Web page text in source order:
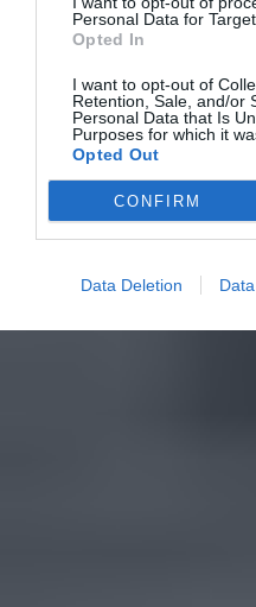
Personal Data for
Opted In
I want to opt-out of
Retention, Sale, and/or
Personal Data that Is
Purposes for which it
Opted Out
CONFIRM
Data Deletion